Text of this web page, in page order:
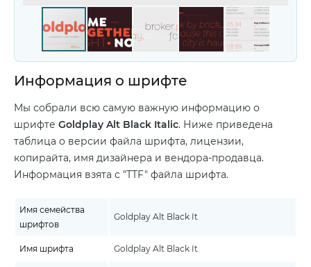
Информация о шрифте
Мы собрали всю самую важную информацию о
шрифте Goldplay Alt Black Italic. Ниже приведена
таблица о версии файла шрифта, лицензии,
копирайта, имя дизайнера и вендора-продавца.
Информация взята с "TTF" файла шрифта.
Имя семейства
шрифтов
Goldplay Alt Black It
Имя шрифта Goldplay Alt Black It